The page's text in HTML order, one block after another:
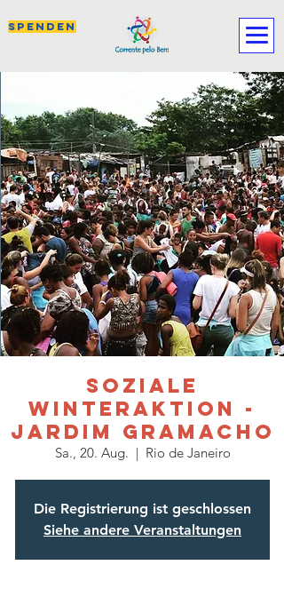
SPENDEN
Soziale
Winteraktion -
JARDIM GRAMACHO
Sa., 20. Aug.
  |
Rio de Janeiro
Die Registrierung ist geschlossen
Siehe andere Veranstaltungen